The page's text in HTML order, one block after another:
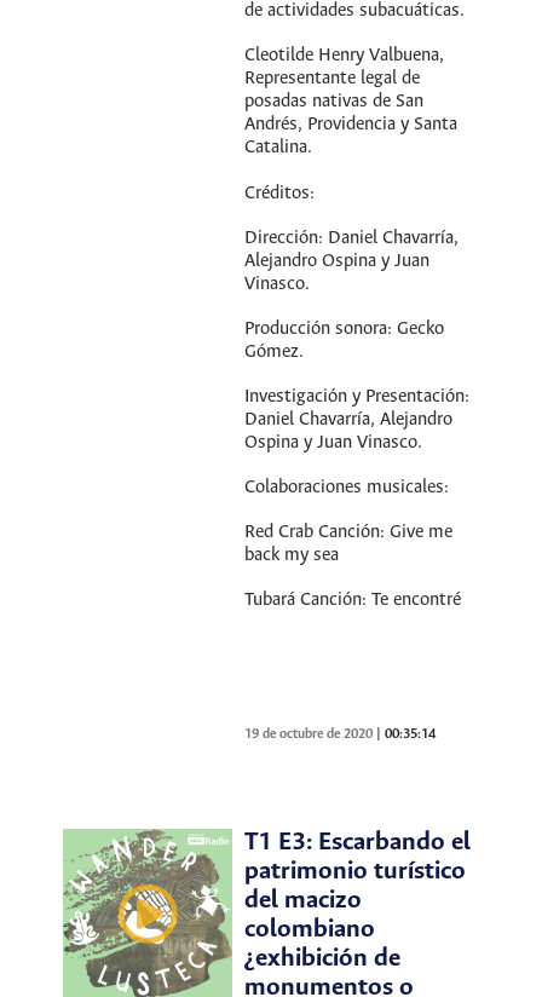
de actividades subacuáticas.
Cleotilde Henry Valbuena,
Representante legal de
posadas nativas de San
Andrés, Providencia y Santa
Catalina.
Créditos:
Dirección: Daniel Chavarría,
Alejandro Ospina y Juan
Vinasco.
Producción sonora: Gecko
Gómez.
Investigación y Presentación:
Daniel Chavarría, Alejandro
Ospina y Juan Vinasco.
Colaboraciones musicales:
Red Crab Canción: Give me
back my sea
Tubará Canción: Te encontré
19 de octubre de 2020 |00:35:14
T1 E3: Escarbando el
patrimonio turístico
del macizo
colombiano
¿exhibición de
monumentos o